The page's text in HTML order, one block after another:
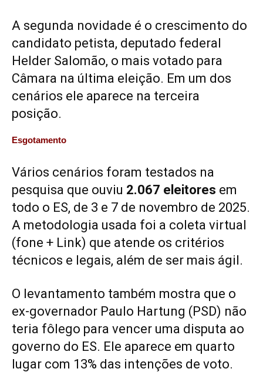
A segunda novidade é o crescimento do
candidato petista, deputado federal
Helder Salomão, o mais votado para
Câmara na última eleição. Em um dos
cenários ele aparece na terceira
posição.
Esgotamento
Vários cenários foram testados na
pesquisa que ouviu 2.067 eleitores em
todo o ES, de 3 e 7 de novembro de 2025.
A metodologia usada foi a coleta virtual
(fone + Link) que atende os critérios
técnicos e legais, além de ser mais ágil.
O levantamento também mostra que o
ex-governador Paulo Hartung (PSD) não
teria fôlego para vencer uma disputa ao
governo do ES. Ele aparece em quarto
lugar com 13% das intenções de voto.